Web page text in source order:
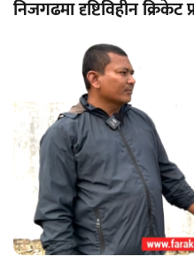
निजगढमा दृष्टिविहीन क्रिकेट